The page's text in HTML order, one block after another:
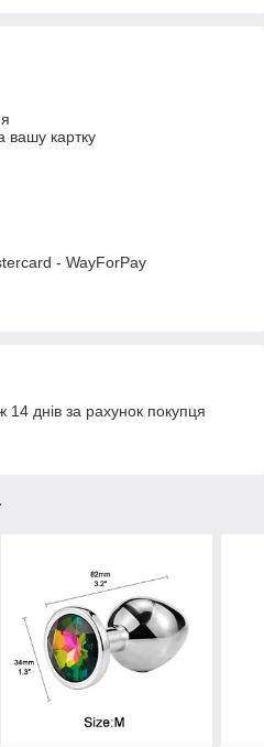
вашу картку
- WayForPay
днів за рахунок покупця